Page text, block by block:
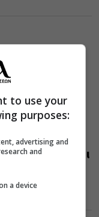
κορίτσι
αρρώστια. Το δεξί
to use your
purposes:
advertising and
and
a device